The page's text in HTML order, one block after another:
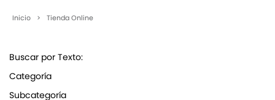
Inicio > Tienda Online
Buscar por Texto:
Categoría
Subcategoría